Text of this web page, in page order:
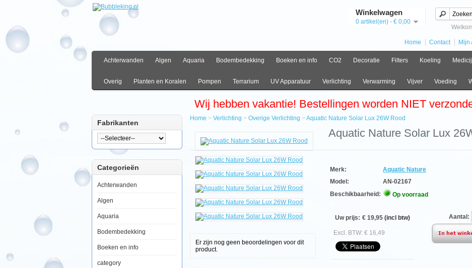
Winkelwagen
0 artikel(en) - € 0,00
Home Contact Mijn
Achterwanden Algen Aquaria Bodembedekking Boeken en info CO2 Decoratie Filters Koeling
Overig Planten en Koralen Pompen Terrarium UV Apparatuur Verlichting Verwarming Vijver Voeding
Wij hebben vakantie! Bestellingen worden NIET
Fabrikanten
Categorieën
Achterwanden
Algen
Aquaria
Bodembedekking
Boeken en info
category
Verlichting
Overige
Verlichting
Aquatic
Nature
Lux
26W
Rood
Home > Verlichting > Overige Verlichting > Aquatic Nature Solar Lux 26W Rood
Er zijn nog geen beoordelingen voor dit
product.
Aquatic Nature Solar Lux
Merk:
Aquatic Nature
Model:
AN-02167
Beschikbaarheid:
Op voorraad
Uw prijs: € 19,95 (incl btw)
Excl. BTW: € 16,49
Aantal: